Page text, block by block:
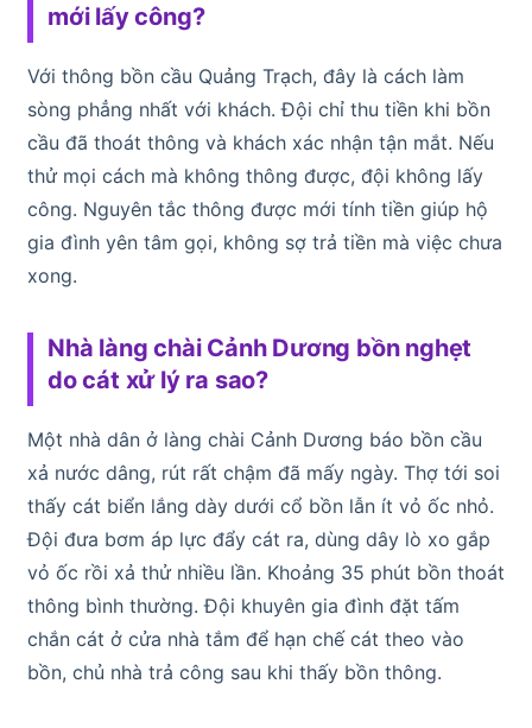
mới lấy công?
Với thông bồn cầu Quảng Trạch, đây là cách làm
sòng phẳng nhất với khách. Đội chỉ thu tiền khi bồn
cầu đã thoát thông và khách xác nhận tận mắt. Nếu
thử mọi cách mà không thông được, đội không lấy
công. Nguyên tắc thông được mới tính tiền giúp hộ
gia đình yên tâm gọi, không sợ trả tiền mà việc chưa
xong.
Nhà làng chài Cảnh Dương bồn nghẹt
do cát xử lý ra sao?
Một nhà dân ở làng chài Cảnh Dương báo bồn cầu
xả nước dâng, rút rất chậm đã mấy ngày. Thợ tới soi
thấy cát biển lắng dày dưới cổ bồn lẫn ít vỏ ốc nhỏ.
Đội đưa bơm áp lực đẩy cát ra, dùng dây lò xo gắp
vỏ ốc rồi xả thử nhiều lần. Khoảng 35 phút bồn thoát
thông bình thường. Đội khuyên gia đình đặt tấm
chắn cát ở cửa nhà tắm để hạn chế cát theo vào
bồn, chủ nhà trả công sau khi thấy bồn thông.